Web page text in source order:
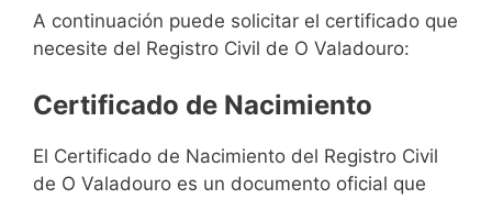
A continuación puede solicitar el certificado que
necesite del Registro Civil de O Valadouro:
Certificado de Nacimiento
El Certificado de Nacimiento del Registro Civil
de O Valadouro es un documento oficial que